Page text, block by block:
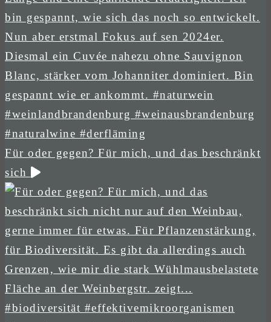
Für oder gegen? Für mich, und das beschränkt
sich